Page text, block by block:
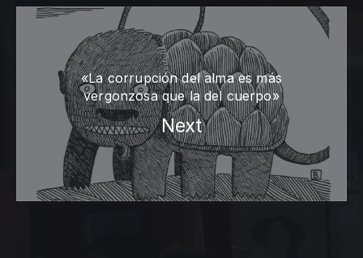
«La corrupción del alma es más
vergonzosa que la del cuerpo»
Next